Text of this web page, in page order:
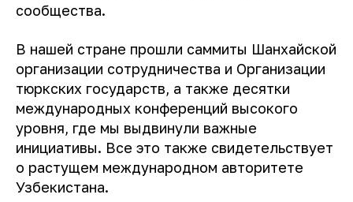
сообщества.
В нашей стране прошли саммиты Шанхайской
организации сотрудничества и Организации
тюркских государств, а также десятки
международных конференций высокого
уровня, где мы выдвинули важные
инициативы. Все это также свидетельствует
о растущем международном авторитете
Узбекистана.